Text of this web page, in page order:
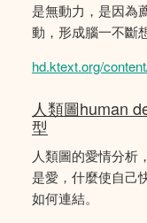
是無動力，是因為
動，形成腦一不斷
hd.ktext.org/
人類圖human
型
人類圖的愛情分析
是愛，什麼使自己
如何連結。